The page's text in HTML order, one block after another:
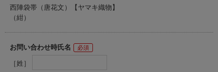
西陣袋帯（唐花文）【ヤマキ織物】
（紺）
お問い合わせ時氏名
［姓］